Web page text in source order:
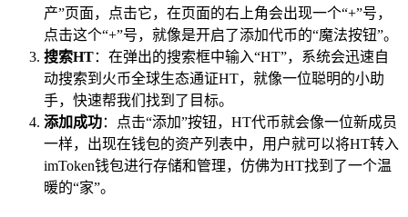
产”页面，点击它，在页面的右上角会出现一个“+”号，
点击这个“+”号，就像是开启了添加代币的“魔法按钮”。
搜索HT：在弹出的搜索框中输入“HT”，系统会迅速自
动搜索到火币全球生态通证HT，就像一位聪明的小助
手，快速帮我们找到了目标。
添加成功：点击“添加”按钮，HT代币就会像一位新成员
一样，出现在钱包的资产列表中，用户就可以将HT转入
imToken钱包进行存储和管理，仿佛为HT找到了一个温
暖的“家”。